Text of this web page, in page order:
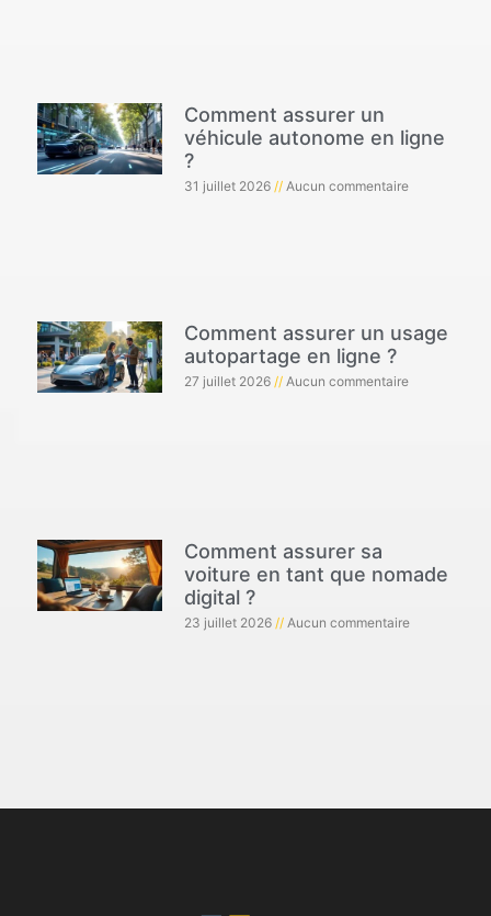
Comment assurer un
véhicule autonome en ligne
?
31 juillet 2026 Aucun commentaire
Comment assurer un usage
autopartage en ligne ?
27 juillet 2026 Aucun commentaire
Comment assurer sa
voiture en tant que nomade
digital ?
23 juillet 2026 Aucun commentaire